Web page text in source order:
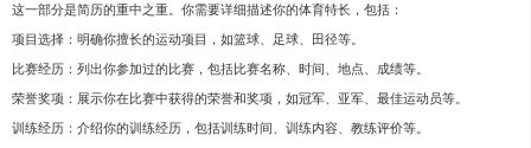
这一部分是简历的重中之重。你需要详细描述你的体育特长，包括：
项目选择：明确你擅长的运动项目，如篮球、足球、田径等。
比赛经历：列出你参加过的比赛，包括比赛名称、时间、地点、成绩等。
荣誉奖项：展示你在比赛中获得的荣誉和奖项，如冠军、亚军、最佳运动员等。
训练经历：介绍你的训练经历，包括训练时间、训练内容、教练评价等。